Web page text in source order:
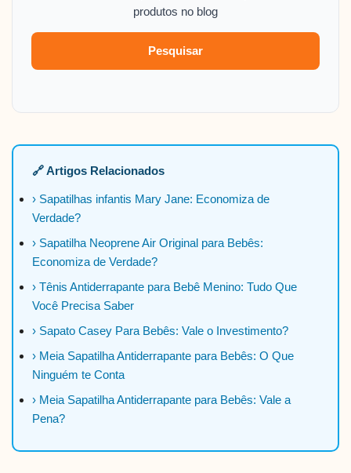
produtos no blog
Pesquisar
🔗 Artigos Relacionados
› Sapatilhas infantis Mary Jane: Economiza de
Verdade?
› Sapatilha Neoprene Air Original para Bebês:
Economiza de Verdade?
› Tênis Antiderrapante para Bebê Menino: Tudo Que
Você Precisa Saber
› Sapato Casey Para Bebês: Vale o Investimento?
› Meia Sapatilha Antiderrapante para Bebês: O Que
Ninguém te Conta
› Meia Sapatilha Antiderrapante para Bebês: Vale a
Pena?